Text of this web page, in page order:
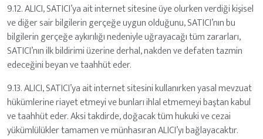
9.12. ALICI, SATICI’ya ait internet sitesine üye olurken verdiği kişisel
ve diğer sair bilgilerin gerçeğe uygun olduğunu, SATICI’nın bu
bilgilerin gerçeğe aykırılığı nedeniyle uğrayacağı tüm zararları,
SATICI’nın ilk bildirimi üzerine derhal, nakden ve defaten tazmin
edeceğini beyan ve taahhüt eder.
9.13. ALICI, SATICI’ya ait internet sitesini kullanırken yasal mevzuat
hükümlerine riayet etmeyi ve bunları ihlal etmemeyi baştan kabul
ve taahhüt eder. Aksi takdirde, doğacak tüm hukuki ve cezai
yükümlülükler tamamen ve münhasıran ALICI’yı bağlayacaktır.